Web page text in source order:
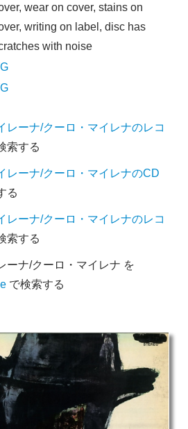
wear on cover, stains on
writing on label, disc has
with noise
レーナ/クーロ・マイレナのレコ
索する
レーナ/クーロ・マイレナのCD
る
レーナ/クーロ・マイレナのレコ
索する
ーナ/クーロ・マイレナ を
で検索する